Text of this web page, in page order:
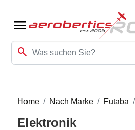
menu
search
Home Nach Marke Futaba
Elektronik